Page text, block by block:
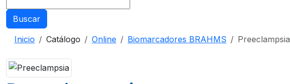
Buscar
Inicio
Catálogo Online Biomarcadores BRAHMS Preeclampsia